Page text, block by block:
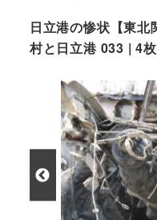
日立港の惨状【東
村と日立港 033 | 4